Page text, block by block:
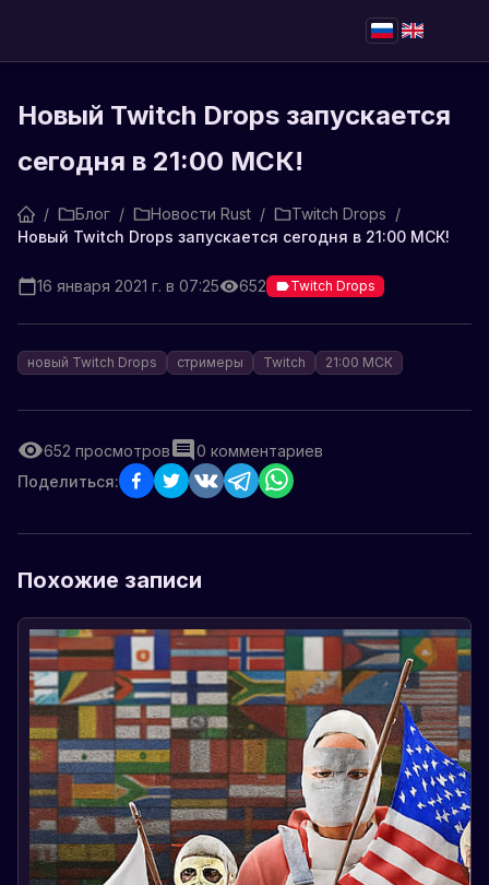
Новый Twitch Drops запускается
сегодня в 21:00 МСК!
/ Блог / Новости Rust / Twitch Drops /
Новый Twitch Drops запускается сегодня в 21:00 МСК!
16 января 2021 г. в 07:25 652 Twitch Drops
новый Twitch Drops стримеры Twitch 21:00 МСК
652 просмотров 0 комментариев
Поделиться:
Похожие записи